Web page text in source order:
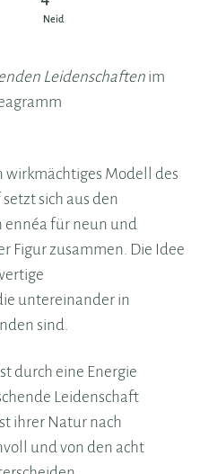
Leidenschaftenim
wirkmächtiges Modell des
sich aus den
ennéa für neun und
Figur zusammen. Die Idee
untereinander in
sind.
durch eine Energie
Leidenschaft
ihrer Natur nach
und von den acht